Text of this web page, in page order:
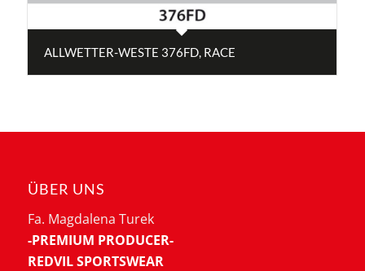
ALLWETTER-WESTE 376FD, RACE
ÜBER UNS
Fa. Magdalena Turek
-PREMIUM PRODUCER-
REDVIL SPORTSWEAR